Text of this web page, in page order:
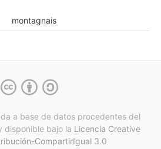
montagnais
a base de datos procedentes del
disponible bajo la Licencia Creative
CompartirIgual 3.0